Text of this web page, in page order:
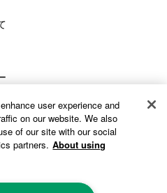
対応方針
user experience and
on our website. We also
of our site with our social
partners. About using